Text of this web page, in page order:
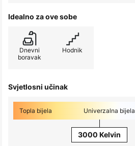
Idealno za ove sobe
Dnevni
boravak
Hodnik
Svjetlosni učinak
Topla bijela Univerzalna bijela
3000 Kelvin